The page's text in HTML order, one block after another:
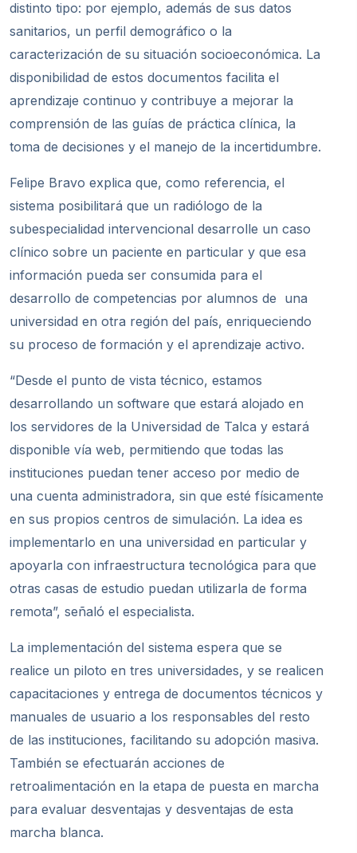
distinto tipo: por ejemplo, además de sus datos
sanitarios, un perfil demográfico o la
caracterización de su situación socioeconómica. La
disponibilidad de estos documentos facilita el
aprendizaje continuo y contribuye a mejorar la
comprensión de las guías de práctica clínica, la
toma de decisiones y el manejo de la incertidumbre.
Felipe Bravo explica que, como referencia, el
sistema posibilitará que un radiólogo de la
subespecialidad intervencional desarrolle un caso
clínico sobre un paciente en particular y que esa
información pueda ser consumida para el
desarrollo de competencias por alumnos de una
universidad en otra región del país, enriqueciendo
su proceso de formación y el aprendizaje activo.
“Desde el punto de vista técnico, estamos
desarrollando un software que estará alojado en
los servidores de la Universidad de Talca y estará
disponible vía web, permitiendo que todas las
instituciones puedan tener acceso por medio de
una cuenta administradora, sin que esté físicamente
en sus propios centros de simulación. La idea es
implementarlo en una universidad en particular y
apoyarla con infraestructura tecnológica para que
otras casas de estudio puedan utilizarla de forma
remota”, señaló el especialista.
La implementación del sistema espera que se
realice un piloto en tres universidades, y se realicen
capacitaciones y entrega de documentos técnicos y
manuales de usuario a los responsables del resto
de las instituciones, facilitando su adopción masiva.
También se efectuarán acciones de
retroalimentación en la etapa de puesta en marcha
para evaluar desventajas y desventajas de esta
marcha blanca.